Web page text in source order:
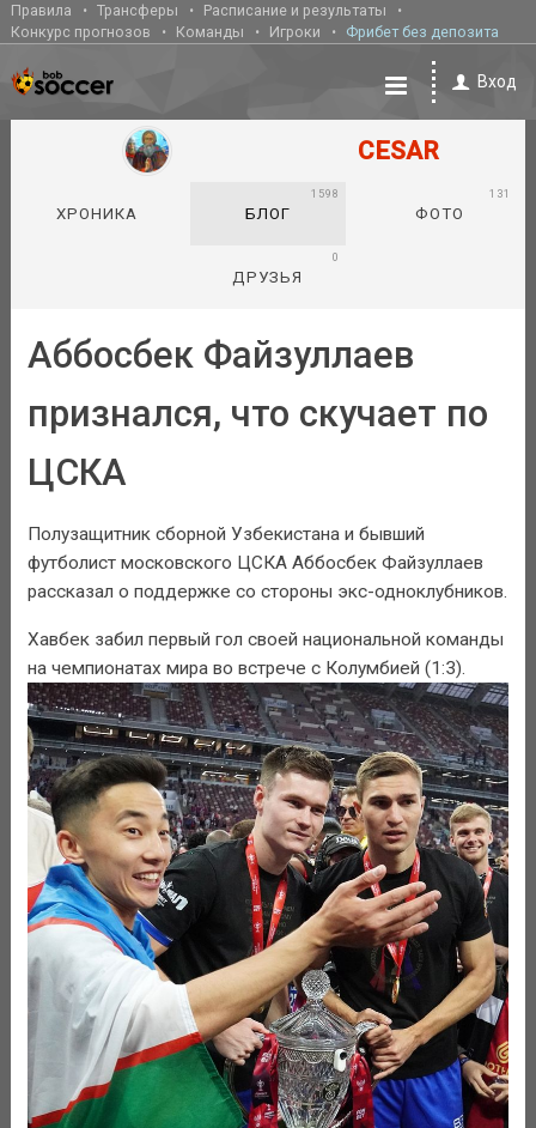
Правила Трансферы
Расписание и результаты
Конкурс прогнозов
Команды Игроки Фрибет без депозита
Вход
CESAR
ХРОНИКА БЛОГ
1598
ФОТО
131
ДРУЗЬЯ
0
Аббосбек Файзуллаев
признался, что скучает по
ЦСКА
Полузащитник сборной Узбекистана и бывший
футболист московского ЦСКА Аббосбек Файзуллаев
рассказал о поддержке со стороны экс-одноклубников.
Хавбек забил первый гол своей национальной команды
на чемпионатах мира во встрече с Колумбией (1:3).